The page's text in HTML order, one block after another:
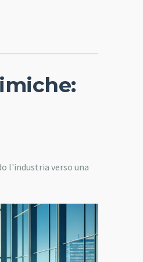
l'industria verso una